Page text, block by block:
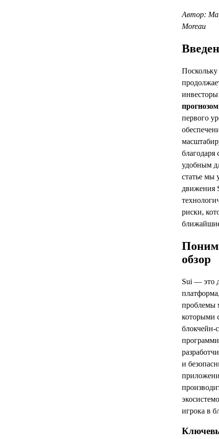
Автор:
Moreau
первого
благодаря
удобным
статье мы
движения
риски,
обзор
Sui — это
проблемы
которыми
блокчейн-
и
игрока в